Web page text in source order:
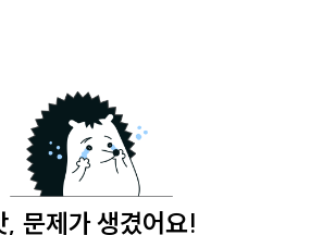
, 문제가 생겼어요!